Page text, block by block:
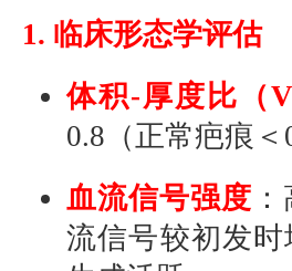
1. 临床形态学评估
体积-厚度比（
0.8（正常疤痕
血流信号强度
流信号较初发时